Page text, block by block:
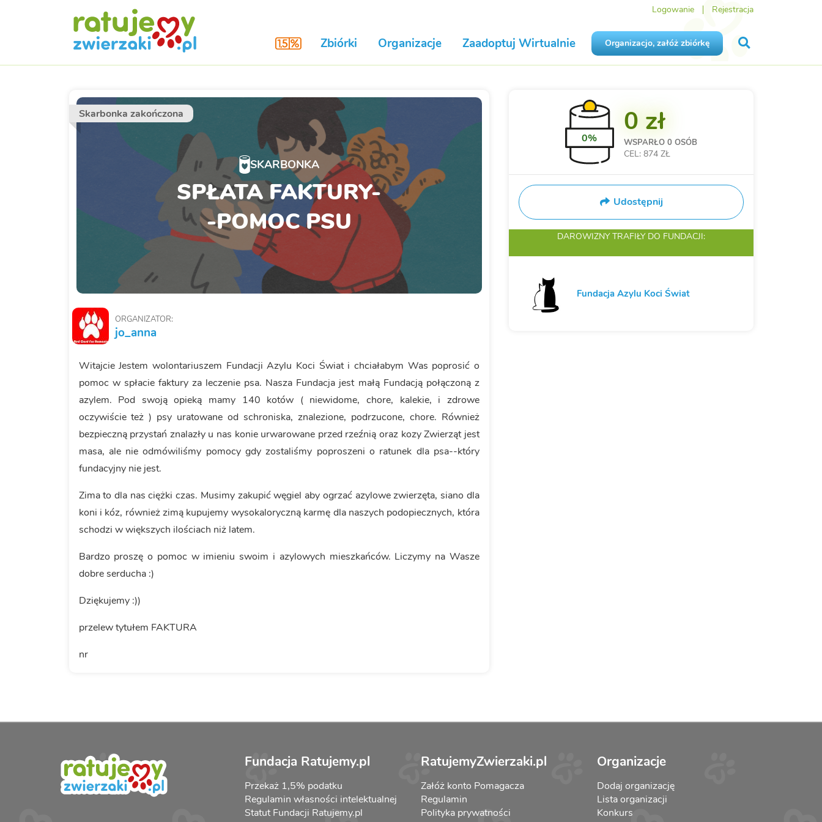
Logowanie Rejestracja
Zbiórki Organizacje Zaadoptuj Wirtualnie Organizacjo, załóż zbiórkę
Skarbonka zakończona
SKARBONKA
SPŁATA FAKTURY-
-POMOC PSU
ORGANIZATOR:
jo_anna
Witajcie Jestem wolontariuszem Fundacji Azylu Koci Świat i chciałabym Was poprosić o
pomoc w spłacie faktury za leczenie psa. Nasza Fundacja jest małą Fundacją połączoną z
azylem. Pod swoją opieką mamy 140 kotów ( niewidome, chore, kalekie, i zdrowe
oczywiście też ) psy uratowane od schroniska, znalezione, podrzucone, chore. Również
bezpieczną przystań znalazły u nas konie urwarowane przed rzeźnią oraz kozy Zwierząt jest
masa, ale nie odmówiliśmy pomocy gdy zostaliśmy poproszeni o ratunek dla psa--który
fundacyjny nie jest.
Zima to dla nas ciężki czas. Musimy zakupić węgiel aby ogrzać azylowe zwierzęta, siano dla
koni i kóz, również zimą kupujemy wysokaloryczną karmę dla naszych podopiecznych, która
schodzi w większych ilościach niż latem.
Bardzo proszę o pomoc w imieniu swoim i azylowych mieszkańców. Liczymy na Wasze
dobre serducha :)
Dziękujemy :))
przelew tytułem FAKTURA
nr
0%
0 zł
WSPARŁO 0 OSÓB
CEL: 874 ZŁ
Udostępnij
DAROWIZNY TRAFIŁY DO FUNDACJI:
Fundacja Azylu Koci Świat
Fundacja Ratujemy.pl
Przekaż 1,5% podatku
Regulamin własności intelektualnej
Statut Fundacji Ratujemy.pl
RatujemyZwierzaki.pl
Załóż konto Pomagacza
Regulamin
Polityka prywatności
Organizacje
Dodaj organizację
Lista organizacji
Konkurs